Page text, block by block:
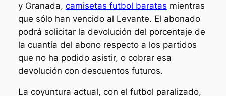
y Granada, camisetas futbol baratas mientras
que sólo han vencido al Levante. El abonado
podrá solicitar la devolución del porcentaje de
la cuantía del abono respecto a los partidos
que no ha podido asistir, o cobrar esa
devolución con descuentos futuros.
La coyuntura actual, con el futbol paralizado,